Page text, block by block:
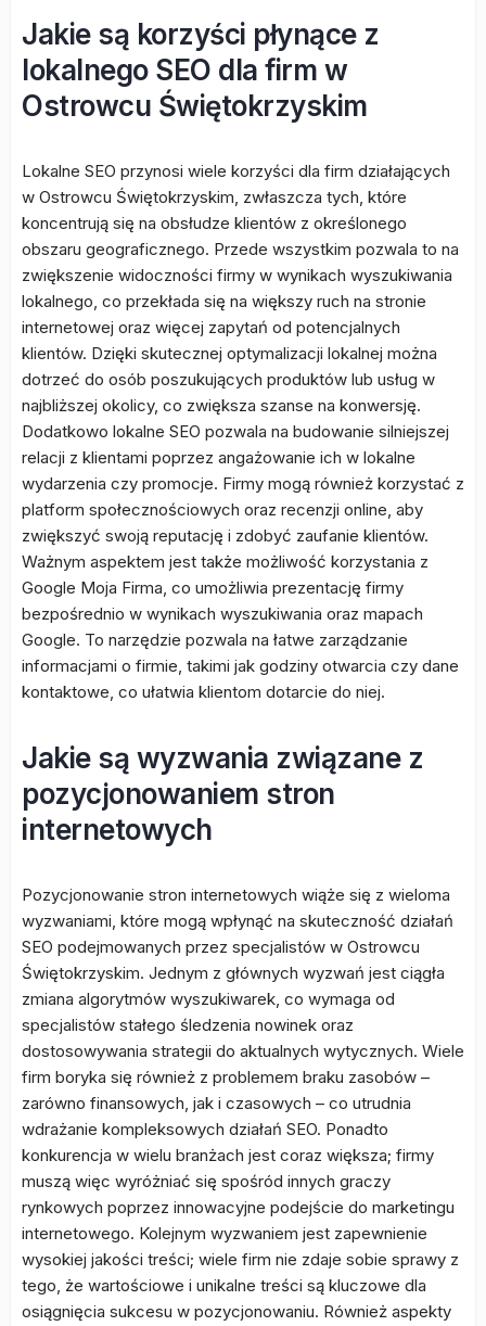
Jakie są korzyści płynące z
lokalnego SEO dla firm w
Ostrowcu Świętokrzyskim
Lokalne SEO przynosi wiele korzyści dla firm działających
w Ostrowcu Świętokrzyskim, zwłaszcza tych, które
koncentrują się na obsłudze klientów z określonego
obszaru geograficznego. Przede wszystkim pozwala to na
zwiększenie widoczności firmy w wynikach wyszukiwania
lokalnego, co przekłada się na większy ruch na stronie
internetowej oraz więcej zapytań od potencjalnych
klientów. Dzięki skutecznej optymalizacji lokalnej można
dotrzeć do osób poszukujących produktów lub usług w
najbliższej okolicy, co zwiększa szanse na konwersję.
Dodatkowo lokalne SEO pozwala na budowanie silniejszej
relacji z klientami poprzez angażowanie ich w lokalne
wydarzenia czy promocje. Firmy mogą również korzystać z
platform społecznościowych oraz recenzji online, aby
zwiększyć swoją reputację i zdobyć zaufanie klientów.
Ważnym aspektem jest także możliwość korzystania z
Google Moja Firma, co umożliwia prezentację firmy
bezpośrednio w wynikach wyszukiwania oraz mapach
Google. To narzędzie pozwala na łatwe zarządzanie
informacjami o firmie, takimi jak godziny otwarcia czy dane
kontaktowe, co ułatwia klientom dotarcie do niej.
Jakie są wyzwania związane z
pozycjonowaniem stron
internetowych
Pozycjonowanie stron internetowych wiąże się z wieloma
wyzwaniami, które mogą wpłynąć na skuteczność działań
SEO podejmowanych przez specjalistów w Ostrowcu
Świętokrzyskim. Jednym z głównych wyzwań jest ciągła
zmiana algorytmów wyszukiwarek, co wymaga od
specjalistów stałego śledzenia nowinek oraz
dostosowywania strategii do aktualnych wytycznych. Wiele
firm boryka się również z problemem braku zasobów –
zarówno finansowych, jak i czasowych – co utrudnia
wdrażanie kompleksowych działań SEO. Ponadto
konkurencja w wielu branżach jest coraz większa; firmy
muszą więc wyróżniać się spośród innych graczy
rynkowych poprzez innowacyjne podejście do marketingu
internetowego. Kolejnym wyzwaniem jest zapewnienie
wysokiej jakości treści; wiele firm nie zdaje sobie sprawy z
tego, że wartościowe i unikalne treści są kluczowe dla
osiągnięcia sukcesu w pozycjonowaniu. Również aspekty